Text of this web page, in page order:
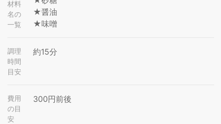
材料
名の
一覧
★醤油
★味噌
調理
時間
目安
約15分
費用
の目
安
300円前後